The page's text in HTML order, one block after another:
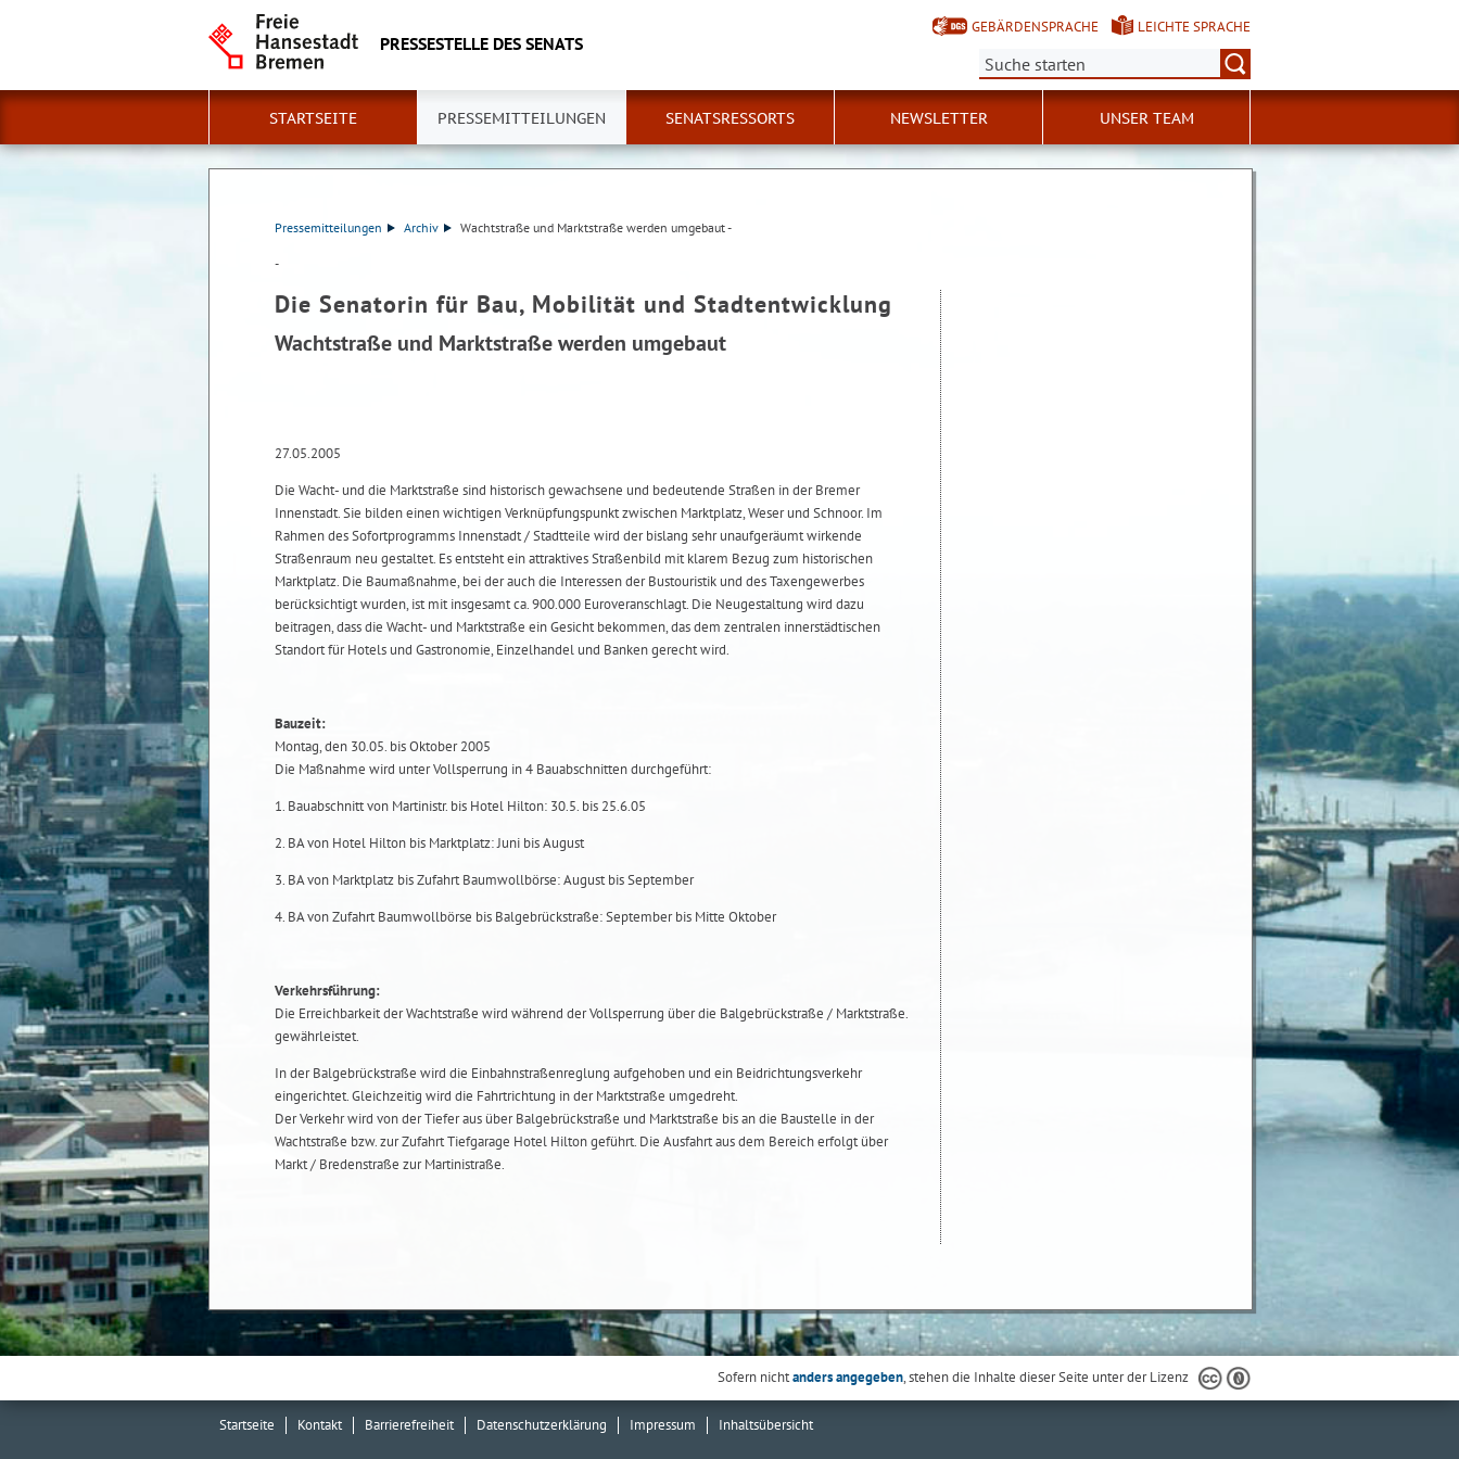
PRESSESTELLE DES SENATS
GEBÄRDENSPRACHE
LEICHTE SPRACHE
Suche:
STARTSEITE PRESSEMITTEILUNGEN SENATSRESSORTS NEWSLETTER UNSER TEAM
Pressemitteilungen Archiv Wachtstraße und Marktstraße werden umgebaut -
-
Die Senatorin für Bau, Mobilität und Stadtentwicklung
Wachtstraße und Marktstraße werden umgebaut
27.05.2005
Die Wacht- und die Marktstraße sind historisch gewachsene und bedeutende Straßen in der Bremer
Innenstadt. Sie bilden einen wichtigen Verknüpfungspunkt zwischen Marktplatz, Weser und Schnoor. Im
Rahmen des Sofortprogramms Innenstadt / Stadtteile wird der bislang sehr unaufgeräumt wirkende
Straßenraum neu gestaltet. Es entsteht ein attraktives Straßenbild mit klarem Bezug zum historischen
Marktplatz. Die Baumaßnahme, bei der auch die Interessen der Bustouristik und des Taxengewerbes
berücksichtigt wurden, ist mit insgesamt ca. 900.000 Euroveranschlagt. Die Neugestaltung wird dazu
beitragen, dass die Wacht- und Marktstraße ein Gesicht bekommen, das dem zentralen innerstädtischen
Standort für Hotels und Gastronomie, Einzelhandel und Banken gerecht wird.
Bauzeit:
Montag, den 30.05. bis Oktober 2005
Die Maßnahme wird unter Vollsperrung in 4 Bauabschnitten durchgeführt:
1. Bauabschnitt von Martinistr. bis Hotel Hilton: 30.5. bis 25.6.05
2. BA von Hotel Hilton bis Marktplatz: Juni bis August
3. BA von Marktplatz bis Zufahrt Baumwollbörse: August bis September
4. BA von Zufahrt Baumwollbörse bis Balgebrückstraße: September bis Mitte Oktober
Verkehrsführung:
Die Erreichbarkeit der Wachtstraße wird während der Vollsperrung über die Balgebrückstraße / Marktstraße.
gewährleistet.
In der Balgebrückstraße wird die Einbahnstraßenreglung aufgehoben und ein Beidrichtungsverkehr
eingerichtet. Gleichzeitig wird die Fahrtrichtung in der Marktstraße umgedreht.
Der Verkehr wird von der Tiefer aus über Balgebrückstraße und Marktstraße bis an die Baustelle in der
Wachtstraße bzw. zur Zufahrt Tiefgarage Hotel Hilton geführt. Die Ausfahrt aus dem Bereich erfolgt über
Markt / Bredenstraße zur Martinistraße.
Sofern nichtanders angegeben, stehen die Inhalte dieser Seite unter der Lizenz
Startseite Kontakt Barrierefreiheit Datenschutzerklärung Impressum Inhaltsübersicht